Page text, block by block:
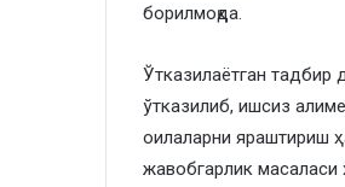
борилмоқда.
​Ўтказилаётган тадбир
ўтказилиб, ишсиз
оилаларни яраштириш
жавобгарлик масаласи